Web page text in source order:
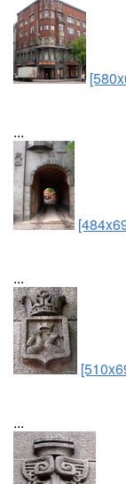
...
...
...